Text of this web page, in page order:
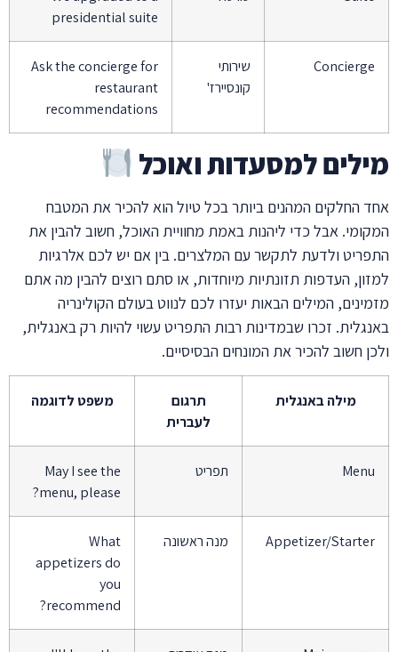
presidential suite
שירותי
קונסיירז'
Ask the concierge for
restaurant
recommendations
למסעדות ואוכל
החלקים המהנים ביותר בכל טיול הוא להכיר את המטבח
אבל כדי ליהנות באמת מחוויית האוכל, חשוב להבין את
ולדעת לתקשר עם המלצרים. בין אם יש לכם אלרגיות
העדפות תזונתיות מיוחדות, או סתם רוצים להבין מה אתם
המילים הבאות יעזרו לכם לנווט בעולם הקולינריה
זכרו שבמדינות רבות התפריט עשוי להיות רק באנגלית,
חשוב להכיר את המונחים הבסיסיים.
מילה באנגלית
תרגום
לעברית
משפט לדוגמה
תפריט
May I see the
menu, please?
Appetizer/ מנה ראשונה
What
appetizers do
recommend?